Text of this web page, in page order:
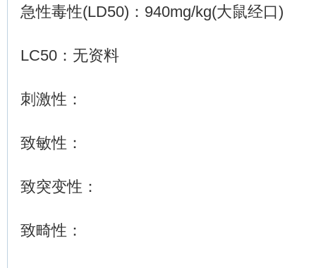
急性毒性(LD50)：940mg/kg(大鼠经口)
LC50：无资料
刺激性：
致敏性：
致突变性：
致畸性：